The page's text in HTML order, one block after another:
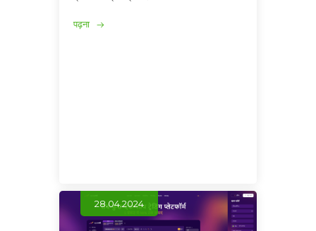
पढ़ना
28.04.2024